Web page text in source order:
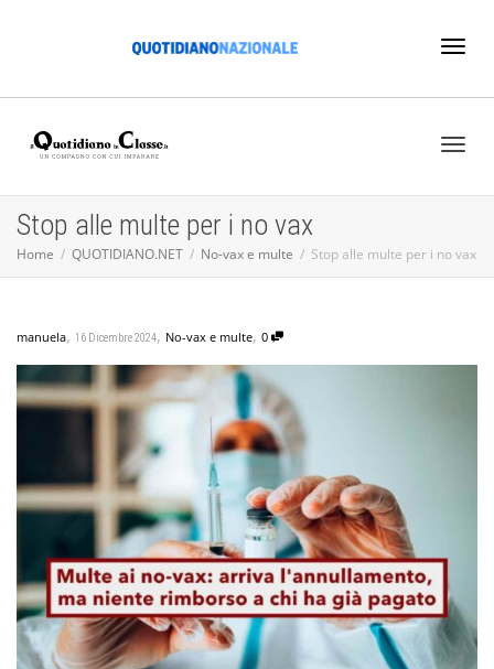
Stop alle multe per i no vax
Home QUOTIDIANO.NET No-vax e multe Stop alle multe per i no vax
manuela, 16 Dicembre 2024, No-vax e multe, 0